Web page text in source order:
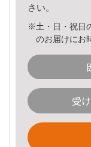
さい。
※土・日・祝日
のお届けにお
受